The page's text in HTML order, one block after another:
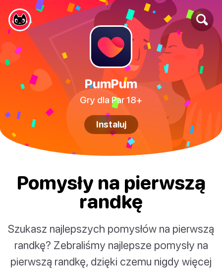
PumPum
Gry dla Par 18+
Instaluj
Pomysły na pierwszą
randkę
Szukasz najlepszych pomysłów na pierwszą
randkę? Zebraliśmy najlepsze pomysły na
pierwszą randkę, dzięki czemu nigdy więcej